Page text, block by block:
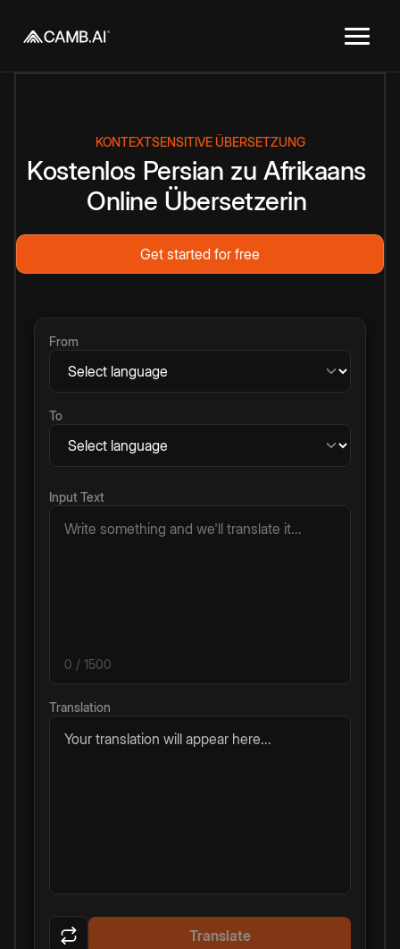
KONTEXTSENSITIVE ÜBERSETZUNG
Kostenlos Persian zu Afrikaans
Online Übersetzerin
Get started for free
From
To
Input Text
0 / 1500
Translation
Your translation will appear here...
Translate